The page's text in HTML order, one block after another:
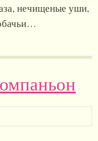
нечищеные уши,